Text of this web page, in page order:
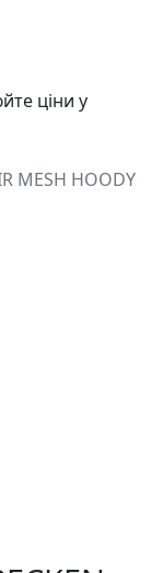
ціни у
MESH HOODY